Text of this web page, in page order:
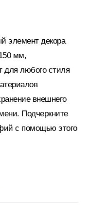
(готовые)
элемент декора
мм,
для любого стиля
внешнего
Подчеркните
с помощью этого